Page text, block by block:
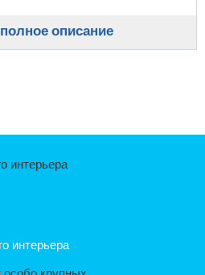
описание
интерьера